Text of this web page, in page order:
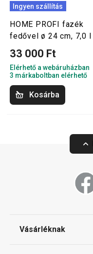
Ingyen szállítás
HOME PROFI fazék
fedővel ø 24 cm, 7,0 l
33 000 Ft
Elérhető a webáruházban
3 márkaboltban elérhető
Kosárba
Vásárléknak